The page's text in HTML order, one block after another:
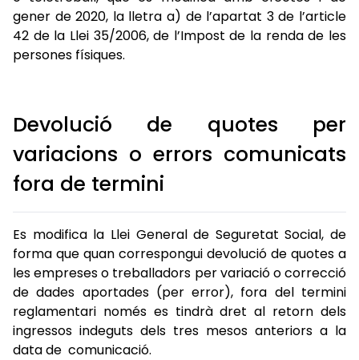
gener de 2020, la lletra a) de l’apartat 3 de l’article
42 de la Llei 35/2006, de l’Impost de la renda de les
persones físiques.
Devolució de quotes per
variacions o errors comunicats
fora de termini
Es modifica la Llei General de Seguretat Social, de
forma que quan correspongui devolució de quotes a
les empreses o treballadors per variació o correcció
de dades aportades (per error), fora del termini
reglamentari només es tindrà dret al retorn dels
ingressos indeguts dels tres mesos anteriors a la
data de comunicació.